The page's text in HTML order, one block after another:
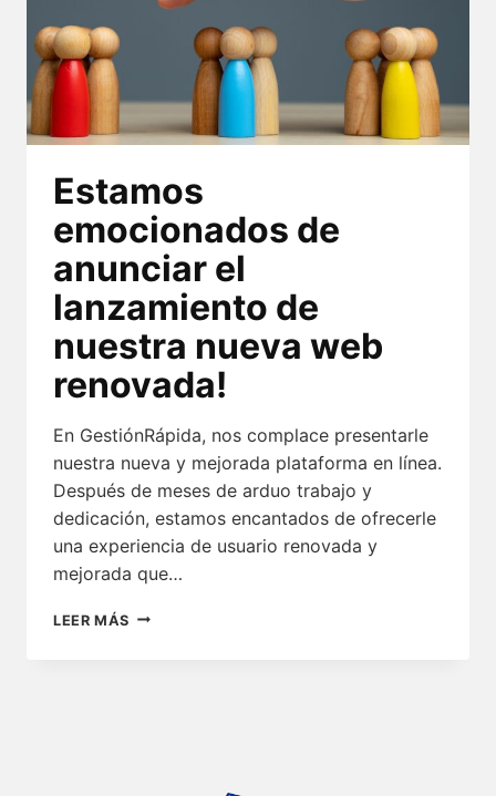
Estamos
emocionados de
anunciar el
lanzamiento de
nuestra nueva web
renovada!
En GestiónRápida, nos complace presentarle
nuestra nueva y mejorada plataforma en línea.
Después de meses de arduo trabajo y
dedicación, estamos encantados de ofrecerle
una experiencia de usuario renovada y
mejorada que…
LEER MÁS ESTAMOS